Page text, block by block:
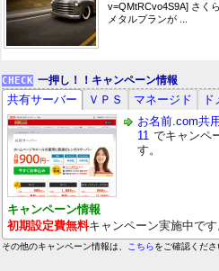
v=QMtRCvo4S9A] さく
メタルプランが ...
一押し！！キャンペーン情報
共有サーバー ＶＰＳ マネージド
お名前.com共
11 でキャンペ
す。
キャンペーン情報
初期設定費無料キャンペーン実施中です
その他のキャンペーン情報は、 こちらをご確認くださ